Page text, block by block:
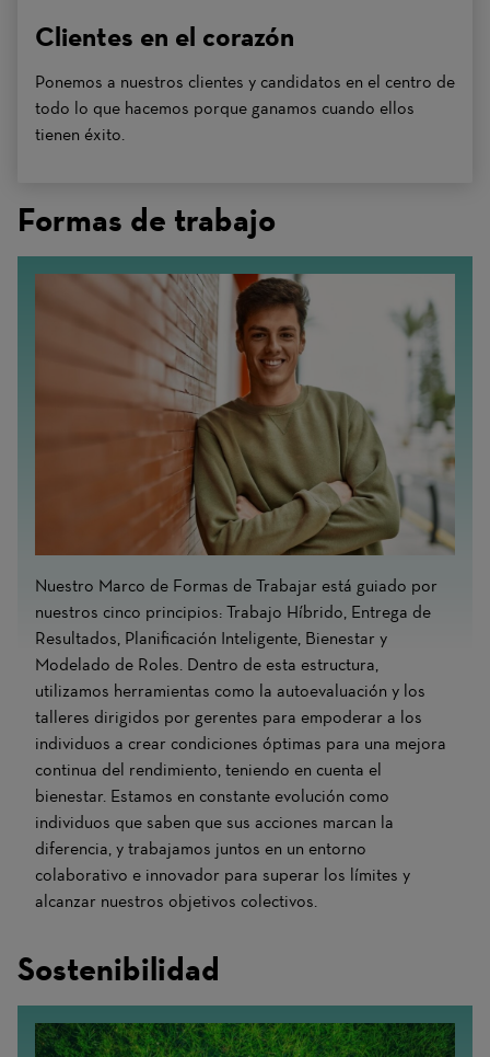
Clientes en el corazón
Ponemos a nuestros clientes y candidatos en el centro de
todo lo que hacemos porque ganamos cuando ellos
tienen éxito.
Formas de trabajo
Nuestro Marco de Formas de Trabajar está guiado por
nuestros cinco principios: Trabajo Híbrido, Entrega de
Resultados, Planificación Inteligente, Bienestar y
Modelado de Roles. Dentro de esta estructura,
utilizamos herramientas como la autoevaluación y los
talleres dirigidos por gerentes para empoderar a los
individuos a crear condiciones óptimas para una mejora
continua del rendimiento, teniendo en cuenta el
bienestar. Estamos en constante evolución como
individuos que saben que sus acciones marcan la
diferencia, y trabajamos juntos en un entorno
colaborativo e innovador para superar los límites y
alcanzar nuestros objetivos colectivos.
Sostenibilidad